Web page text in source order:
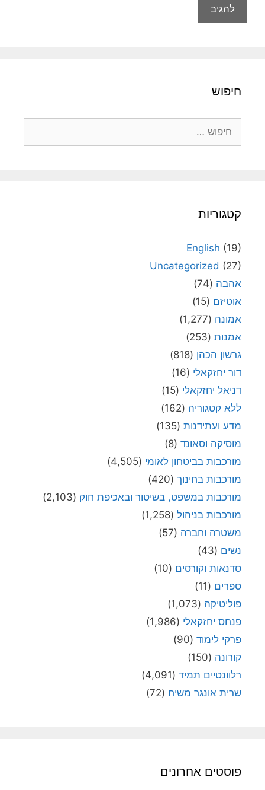
חיפוש
קטגוריות
English (19)
Uncategorized (27)
אהבה (74)
אוטיזם (15)
אמונה (1,277)
אמנות (253)
גרשון הכהן (818)
דור יחזקאלי (16)
דניאל יחזקאלי (15)
ללא קטגוריה (162)
מדע ועתידנות (135)
מוסיקה וסאונד (8)
מורכבות בביטחון לאומי (4,505)
מורכבות בחינוך (420)
מורכבות במשפט, בשיטור ובאכיפת חוק (2,103)
מורכבות בניהול (1,258)
משטרה וחברה (57)
נשים (43)
סדנאות וקורסים (10)
ספרים (11)
פוליטיקה (1,073)
פנחס יחזקאלי (1,986)
פרקי לימוד (90)
קורונה (150)
רלוונטיים תמיד (4,091)
שרית אונגר משיח (72)
פוסטים אחרונים